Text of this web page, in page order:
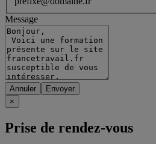
Message
Annuler
×
Prise de rendez-vous